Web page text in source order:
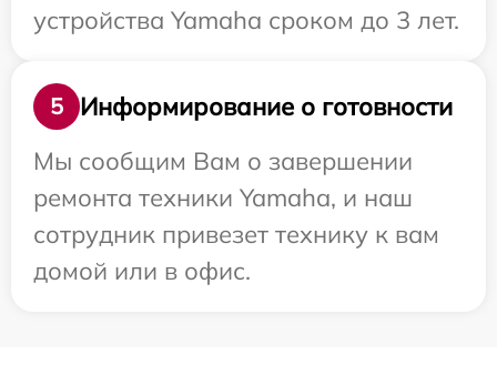
устройства Yamaha сроком до 3 лет.
5
Информирование о готовности
Мы сообщим Вам о завершении
ремонта техники Yamaha, и наш
сотрудник привезет технику к вам
домой или в офис.